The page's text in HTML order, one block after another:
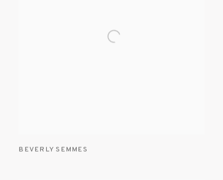
BEVERLY SEMMES